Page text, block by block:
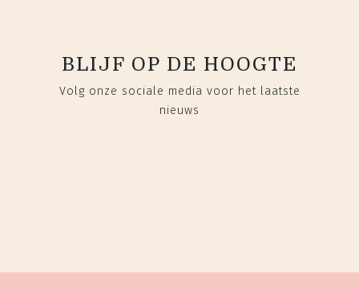
BLIJF OP DE HOOGTE
Volg onze sociale media voor het laatste
nieuws